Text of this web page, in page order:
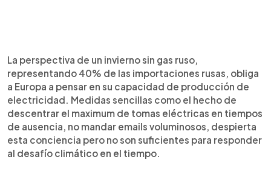
La perspectiva de un invierno sin gas ruso,
representando 40% de las importaciones rusas, obliga
a Europa a pensar en su capacidad de producción de
electricidad. Medidas sencillas como el hecho de
descentrar el maximum de tomas eléctricas en tiempos
de ausencia, no mandar emails voluminosos, despierta
esta conciencia pero no son suficientes para responder
al desafío climático en el tiempo.